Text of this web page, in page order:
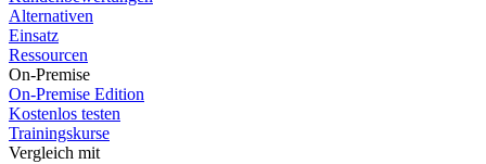
Alternativen
Einsatz
Ressourcen
On-Premise
On-Premise Edition
Kostenlos testen
Trainingskurse
Vergleich mit